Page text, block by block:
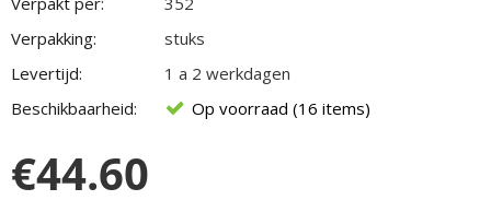
Verpakking:
stuks
Levertijd:
1 a 2 werkdagen
Beschikbaarheid:
Op voorraad (16 items)
€44.60